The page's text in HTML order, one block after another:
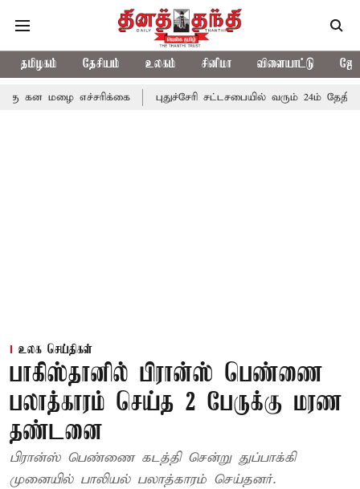
தமிழகம் தேசியம் உலகம் சினிமா விளையாட்டு
எச்சரிக்கை புதுச்சேரி சட்டசபையில் வரும் 24ம் தேதி பட்ஜெட்
உலக செய்திகள்
பாகிஸ்தானில் பிரான்ஸ் பெண்ணை
பலாத்காரம் செய்த 2 பேருக்கு மரண
தண்டனை
பிரான்ஸ் பெண்ணை கடத்தி சென்று துப்பாக்கி
முனையில் பாலியல் பலாத்காரம் செய்தனர்.